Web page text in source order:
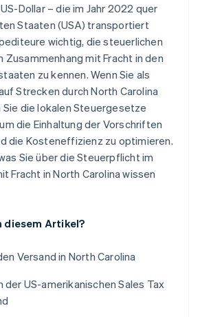
Dollar – die im Jahr 2022 quer
Staaten (USA) transportiert
wichtig, die steuerlichen
Zusammenhang mit Fracht in den
zu kennen. Wenn Sie als
Strecken durch North Carolina
die lokalen Steuergesetze
die Einhaltung der Vorschriften
die Kosteneffizienz zu optimieren.
Sie über die Steuerpflicht im
Fracht in North Carolina wissen
diesem Artikel?
Versand in North Carolina
der US-amerikanischen Sales Tax